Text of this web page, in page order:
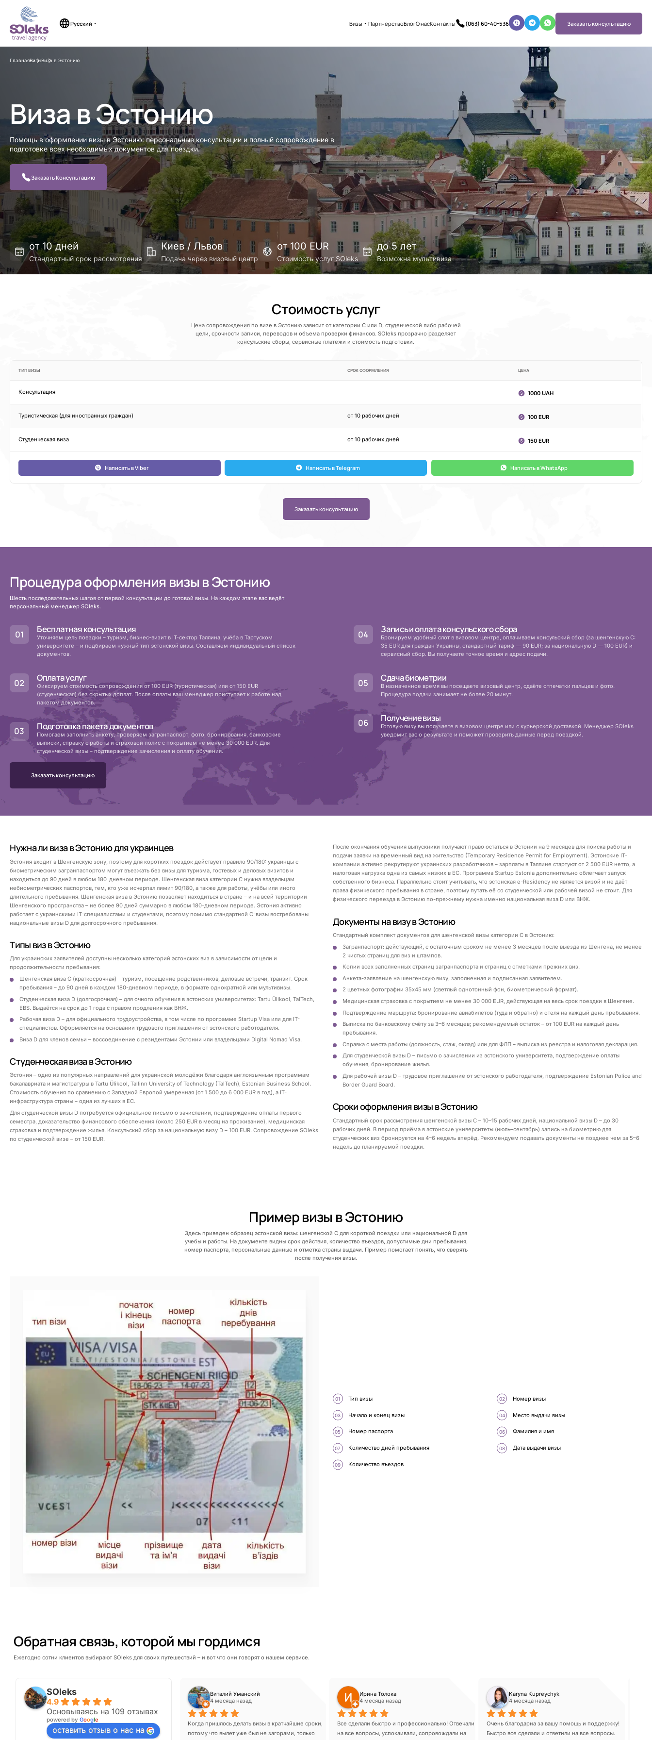
содержимому
Русский Визы ПартнерствоБлогО насКонтакты (063) 60-40-536 Заказать консультацию
ГлавнаяВизыВиза в Эстонию
Виза в Эстонию
Помощь в оформлении визы в Эстонию: персональные консультации и полный сопровождение в
подготовке всех необходимых документов для поездки.
Заказать Консультацию
от 10 дней
Стандартный срок рассмотрения
Киев / Львов
Подача через визовый центр
от 100 EUR
Стоимость услуг SOleks
до 5 лет
Возможна мультивиза
Стоимость услуг
Цена сопровождения по визе в Эстонию зависит от категории C или D, студенческой либо рабочей
цели, срочности записи, переводов и объема проверки финансов. SOleks прозрачно разделяет
консульские сборы, сервисные платежи и стоимость подготовки.
ТИП ВИЗЫ СРОК ОФОРМЛЕНИЯ ЦЕНА
Консультация 1000 UAH
Туристическая (для иностранных граждан) от 10 рабочих дней 100 EUR
Студенческая виза от 10 рабочих дней 150 EUR
Написать в Viber Написать в Telegram Написать в WhatsApp
Заказать консультацию
Процедура оформления визы в Эстонию
Шесть последовательных шагов от первой консультации до готовой визы. На каждом этапе вас ведёт
персональный менеджер SOleks.
Бесплатная консультация
Уточняем цель поездки – туризм, бизнес-визит в IT-сектор Таллина, учёба в Тартуском
университете – и подбираем нужный тип эстонской визы. Составляем индивидуальный список
документов.
Оплата услуг
Фиксируем стоимость сопровождения от 100 EUR (туристическая) или от 150 EUR
(студенческая) без скрытых доплат. После оплаты ваш менеджер приступает к работе над
пакетом документов.
Подготовка пакета документов
Помогаем заполнить анкету, проверяем загранпаспорт, фото, бронирования, банковские
выписки, справку с работы и страховой полис с покрытием не менее 30 000 EUR. Для
студенческой визы – подтверждение зачисления и оплату обучения.
Запись и оплата консульского сбора
Бронируем удобный слот в визовом центре, оплачиваем консульский сбор (за шенгенскую C:
35 EUR для граждан Украины, стандартный тариф — 90 EUR; за национальную D — 100 EUR) и
сервисный сбор. Вы получаете точное время и адрес подачи.
Сдача биометрии
В назначенное время вы посещаете визовый центр, сдаёте отпечатки пальцев и фото.
Процедура подачи занимает не более 20 минут.
Получение визы
Готовую визу вы получаете в визовом центре или с курьерской доставкой. Менеджер SOleks
уведомит вас о результате и поможет проверить данные перед поездкой.
Заказать консультацию
Нужна ли виза в Эстонию для украинцев
Эстония входит в Шенгенскую зону, поэтому для коротких поездок действует правило 90/180: украинцы с
биометрическим загранпаспортом могут въезжать без визы для туризма, гостевых и деловых визитов и
находиться до 90 дней в любом 180-дневном периоде. Шенгенская виза категории C нужна владельцам
небиометрических паспортов, тем, кто уже исчерпал лимит 90/180, а также для работы, учёбы или иного
длительного пребывания. Шенгенская виза в Эстонию позволяет находиться в стране – и на всей территории
Шенгенского пространства – не более 90 дней суммарно в любом 180-дневном периоде. Эстония активно
работает с украинскими IT-специалистами и студентами, поэтому помимо стандартной C-визы востребованы
национальные визы D для долгосрочного пребывания.
Типы виз в Эстонию
Для украинских заявителей доступны несколько категорий эстонских виз в зависимости от цели и
продолжительности пребывания:
Шенгенская виза C (краткосрочная) – туризм, посещение родственников, деловые встречи, транзит. Срок
пребывания – до 90 дней в каждом 180-дневном периоде, в формате однократной или мультивизы.
Студенческая виза D (долгосрочная) – для очного обучения в эстонских университетах: Tartu Ülikool, TalTech,
EBS. Выдаётся на срок до 1 года с правом продления как ВНЖ.
Рабочая виза D – для официального трудоустройства, в том числе по программе Startup Visa или для IT-
специалистов. Оформляется на основании трудового приглашения от эстонского работодателя.
Виза D для членов семьи – воссоединение с резидентами Эстонии или владельцами Digital Nomad Visa.
Студенческая виза в Эстонию
Эстония – одно из популярных направлений для украинской молодёжи благодаря англоязычным программам
бакалавриата и магистратуры в Tartu Ülikool, Tallinn University of Technology (TalTech), Estonian Business School.
Стоимость обучения по сравнению с Западной Европой умеренная (от 1 500 до 6 000 EUR в год), а IT-
инфраструктура страны – одна из лучших в ЕС.
Для студенческой визы D потребуется официальное письмо о зачислении, подтверждение оплаты первого
семестра, доказательство финансового обеспечения (около 250 EUR в месяц на проживание), медицинская
страховка и подтверждение жилья. Консульский сбор за национальную визу D – 100 EUR. Сопровождение SOleks
по студенческой визе – от 150 EUR.
После окончания обучения выпускники получают право остаться в Эстонии на 9 месяцев для поиска работы и
подачи заявки на временный вид на жительство (Temporary Residence Permit for Employment). Эстонские IT-
компании активно рекрутируют украинских разработчиков – зарплаты в Таллине стартуют от 2 500 EUR нетто, а
налоговая нагрузка одна из самых низких в ЕС. Программа Startup Estonia дополнительно облегчает запуск
собственного бизнеса. Параллельно стоит учитывать, что эстонская e-Residency не является визой и не даёт
права физического пребывания в стране, поэтому путать её со студенческой или рабочей визой не стоит. Для
физического переезда в Эстонию по-прежнему нужна именно национальная виза D или ВНЖ.
Документы на визу в Эстонию
Стандартный комплект документов для шенгенской визы категории C в Эстонию:
Загранпаспорт: действующий, с остаточным сроком не менее 3 месяцев после выезда из Шенгена, не менее
2 чистых страниц для виз и штампов.
Копии всех заполненных страниц загранпаспорта и страниц с отметками прежних виз.
Анкета-заявление на шенгенскую визу, заполненная и подписанная заявителем.
2 цветных фотографии 35х45 мм (светлый однотонный фон, биометрический формат).
Медицинская страховка с покрытием не менее 30 000 EUR, действующая на весь срок поездки в Шенгене.
Подтверждение маршрута: бронирование авиабилетов (туда и обратно) и отеля на каждый день пребывания.
Выписка по банковскому счёту за 3–6 месяцев; рекомендуемый остаток – от 100 EUR на каждый день
пребывания.
Справка с места работы (должность, стаж, оклад) или для ФЛП – выписка из реестра и налоговая декларация.
Для студенческой визы D – письмо о зачислении из эстонского университета, подтверждение оплаты
обучения, бронирование жилья.
Для рабочей визы D – трудовое приглашение от эстонского работодателя, подтверждение Estonian Police and
Border Guard Board.
Сроки оформления визы в Эстонию
Стандартный срок рассмотрения шенгенской визы C – 10–15 рабочих дней, национальной визы D – до 30
рабочих дней. В период приёма в эстонские университеты (июль–сентябрь) запись на биометрию для
студенческих виз бронируется на 4–6 недель вперёд. Рекомендуем подавать документы не позднее чем за 5–6
недель до планируемой поездки.
Пример визы в Эстонию
Здесь приведен образец эстонской визы: шенгенской C для короткой поездки или национальной D для
учебы и работы. На документе видны срок действия, количество въездов, допустимые дни пребывания,
номер паспорта, персональные данные и отметка страны выдачи. Пример помогает понять, что сверять
после получения визы.
Тип визы Номер визы
Начало и конец визы Место выдачи визы
Номер паспорта Фамилия и имя
Количество дней пребывания Дата выдачи визы
Количество въездов
Обратная связь, которой мы гордимся
Ежегодно сотни клиентов выбирают SOleks для своих путешествий – и вот что они говорят о нашем сервисе.
SOleks
4.9
Основываясь на 109 отзывах
powered byGoogle
оставить отзыв о нас на
Inna
4 месяца назад
Обратилась для оформления визы в Китай, очень
благодарна менеджеру Николаю, всегда был на
Виталий Уманский
4 месяца назад
Когда пришлось делать визы в кратчайшие сроки,
потому что вылет уже был не загорами, только
Ирина Толока
4 месяца назад
Все сделали быстро и профессионально! Отвечали
на все вопросы, успокаивали, сопровождали на
Karyna Kupreychyk
4 месяца назад
Очень благодарна за вашу помощь и поддержку!
Быстро все сделали и ответили на все вопросы.